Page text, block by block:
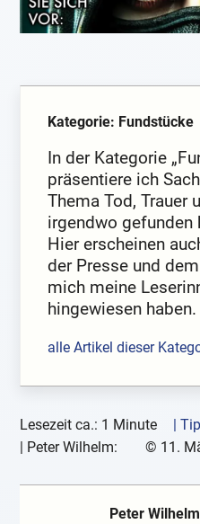
Kategorie: Fundstücke
In der Kategorie
präsentiere ich
Thema Tod, Trauer
irgendwo gefunden
Hier erscheinen
der Presse und
mich meine
hingewiesen haben.
alle Artikel dieser
Lesezeit ca.: 1 Minute
|
| Peter Wilhelm: © 11.
Peter Wilhelm